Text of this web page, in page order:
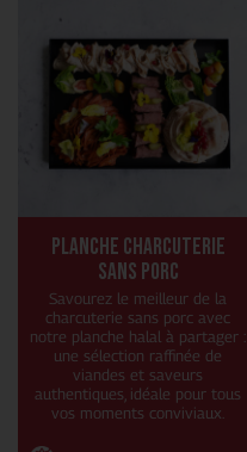
Planche charcuterie
sans porc
Savourez le meilleur de la
charcuterie sans porc avec
notre planche halal à partager :
une sélection raffinée de
viandes et saveurs
authentiques, idéale pour tous
vos moments conviviaux.